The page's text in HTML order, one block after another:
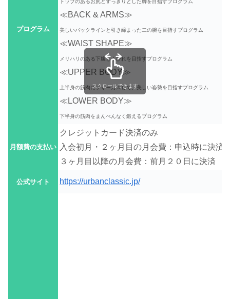
プログラム
≪BACK & ARMS≫
美しいバックラインと引き締まった二の腕を目指すプログラム
≪WAIST SHAPE≫
メリハリのある下腹とくびれを目指すプログラム
≪UPPER BODY≫
上半身の筋肉にフォーカスして、美しい姿勢を目指すプログラム
≪LOWER BODY≫
下半身の筋肉をまんべんなく鍛えるプログラム
月額費の支払い
クレジットカード決済のみ
入会初月・２ヶ月目の月会費：申込時に決済
３ヶ月目以降の月会費：前月２０日に決済
公式サイト https://urbanclassic.jp/
スクロールできます